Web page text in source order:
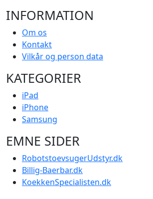
INFORMATION
Om os
Kontakt
Vilkår og person data
KATEGORIER
iPad
iPhone
Samsung
EMNE SIDER
RobotstoevsugerUdstyr.dk
Billig-Baerbar.dk
KoekkenSpecialisten.dk